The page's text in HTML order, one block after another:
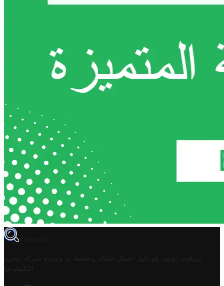
TROVIT
تروفيت تونس هو دليل أعمال تملكه وتحتفظ به وتديره
شركة مخزن
التكنولوجيا